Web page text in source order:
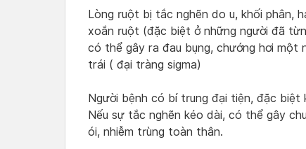
Lòng ruột bị tắc nghẽn do u, khối phân,
xoắn ruột (đặc biệt ở những người đã
có thể gây ra đau bụng, chướng hơi một
trái ( đại tràng sigma)
Người bệnh có bí trung đại tiện, đặc
Nếu sự tắc nghẽn kéo dài, có thể gây
ói, nhiễm trùng toàn thân.